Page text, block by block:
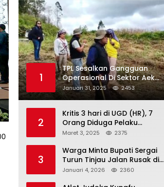
1
TPL Sesalkan Gangguan
Operasional Di Sektor Aek
Nauli
Januari 31, 2025 2453
2
Kritis 3 hari di UGD (HR), 7
Orang Diduga Pelaku
Pengeroyokan di Lift KTV
Kantor Hukum JAP
Pertanyakan Kinerja Polresta
Tanjungpinang
Maret 3, 2025 2375
3
Warga Minta Bupati Sergai
Turun Tinjau Jalan Rusak di
Dusun 4 Desa Sei Periuk
Januari 4, 2026 2360